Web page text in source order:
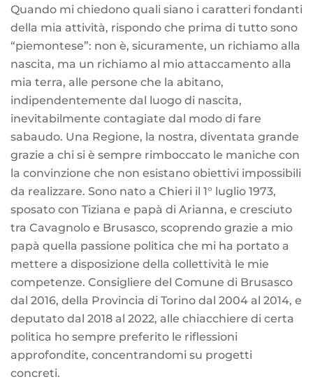
Quando mi chiedono quali siano i caratteri fondanti
della mia attività, rispondo che prima di tutto sono
“piemontese”: non è, sicuramente, un richiamo alla
nascita, ma un richiamo al mio attaccamento alla
mia terra, alle persone che la abitano,
indipendentemente dal luogo di nascita,
inevitabilmente contagiate dal modo di fare
sabaudo. Una Regione, la nostra, diventata grande
grazie a chi si è sempre rimboccato le maniche con
la convinzione che non esistano obiettivi impossibili
da realizzare. Sono nato a Chieri il 1° luglio 1973,
sposato con Tiziana e papà di Arianna, e cresciuto
tra Cavagnolo e Brusasco, scoprendo grazie a mio
papà quella passione politica che mi ha portato a
mettere a disposizione della collettività le mie
competenze. Consigliere del Comune di Brusasco
dal 2016, della Provincia di Torino dal 2004 al 2014, e
deputato dal 2018 al 2022, alle chiacchiere di certa
politica ho sempre preferito le riflessioni
approfondite, concentrandomi su progetti
concreti.